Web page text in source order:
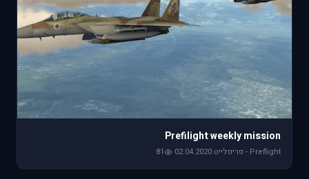
Prefilight weekly mission
Preflight - פריפלייט ·
02.04.2020
·
81